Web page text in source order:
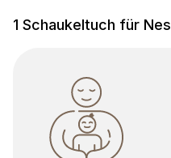
1 Schaukeltuch für